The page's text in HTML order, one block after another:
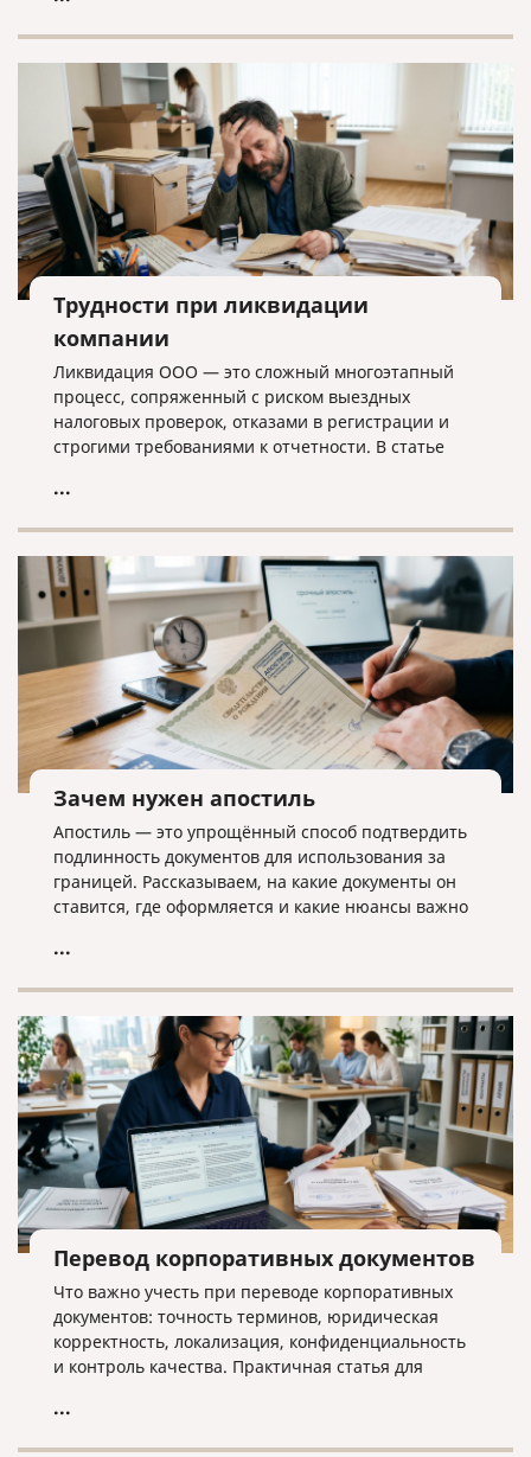
Трудности при ликвидации
компании
Ликвидация ООО — это сложный многоэтапный
процесс, сопряженный с риском выездных
налоговых проверок, отказами в регистрации и
строгими требованиями к отчетности. В статье
бизнеса, критерии упрощенной процедуры и
...
Зачем нужен апостиль
Апостиль — это упрощённый способ подтвердить
подлинность документов для использования за
границей. Рассказываем, на какие документы он
ставится, где оформляется и какие нюансы важно
...
Перевод корпоративных документов
Что важно учесть при переводе корпоративных
документов: точность терминов, юридическая
корректность, локализация, конфиденциальность
и контроль качества. Практичная статья для
...